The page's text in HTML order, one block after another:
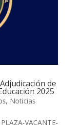
de
2025
, Noticias
VACANTE-